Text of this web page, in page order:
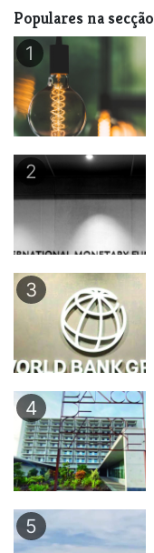
Populares na secção
1
2
3
4
5